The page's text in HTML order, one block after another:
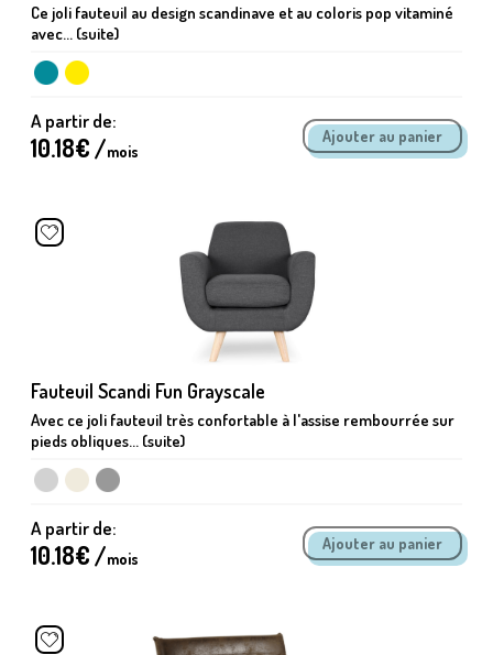
Ce joli fauteuil au design scandinave et au coloris pop vitaminé
avec... (suite)
A partir de:
10.18€ /mois
Fauteuil Scandi Fun Grayscale
Avec ce joli fauteuil très confortable à l'assise rembourrée sur
pieds obliques... (suite)
A partir de:
10.18€ /mois